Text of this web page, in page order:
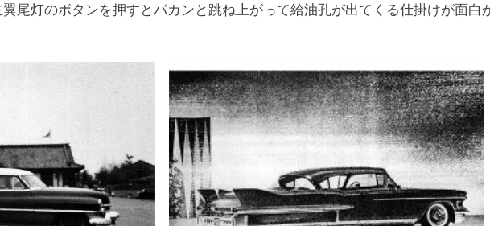
尾灯のボタンを押すとパカンと跳ね上がって給油孔が出てくる仕掛けが面白